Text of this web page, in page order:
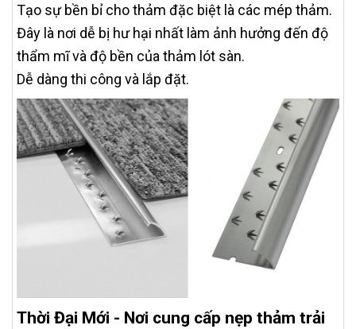
Tạo sự bền bỉ cho thảm đặc biệt là các mép thảm.
Đây là nơi dễ bị hư hại nhất làm ảnh hưởng đến độ
thẩm mĩ và độ bền của thảm lót sàn.
Dễ dàng thi công và lắp đặt.
Thời Đại Mới - Nơi cung cấp nẹp thảm trải